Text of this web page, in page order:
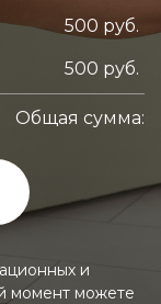
500 руб.
500 руб.
Общая сумма:
и
момент можете